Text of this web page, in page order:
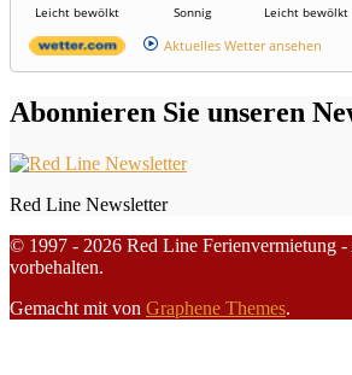
Leicht bewölkt
Sonnig
Leicht bewölkt
Aktuelles Wetter ansehen
Abonnieren Sie unseren
Red Line Newsletter
© 1997 - 2026 Red Line Ferienvermietung -
vorbehalten.
Gemacht mit von Graphene Themes.